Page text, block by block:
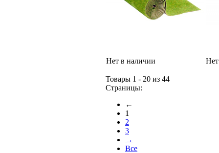
Нет в наличии
Товары 1 - 20 из 44
Страницы:
←
1
2
3
→
Все